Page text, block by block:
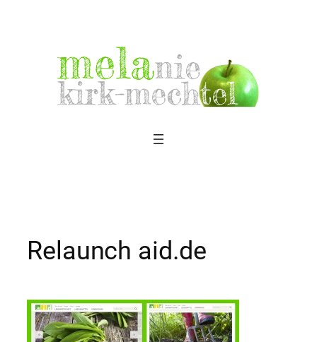
Relaunch aid.de